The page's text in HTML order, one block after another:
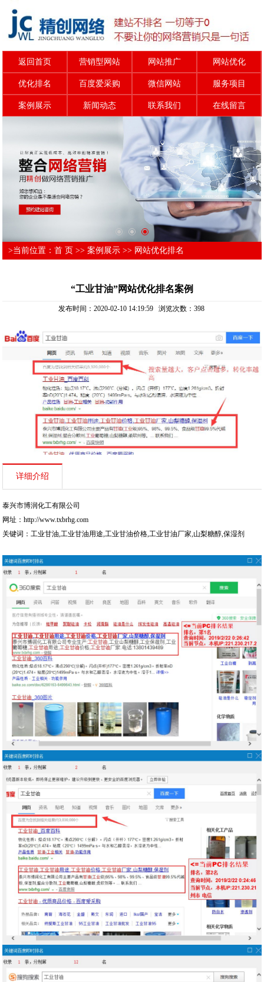
返回首页 营销型网站 网站推广 网站优化
优化排名 百度爱采购 微信网站 服务项目
案例展示 新闻动态 联系我们 在线留言
>当前位置：首 页 >>案例展示 >> 网站优化排名
“工业甘油”网站优化排名案例
发布时间：2020-02-10 14:19:59 浏览次数： 398
详细介绍
泰兴市博润化工有限公司
网址：http://www.txbrhg.com
关键词：工业甘油,工业甘油用途,工业甘油价格,工业甘油厂家,山梨糖醇,保湿剂